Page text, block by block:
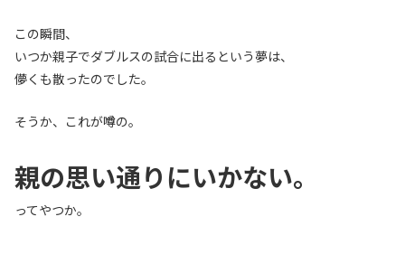
この瞬間、
いつか親子でダブルスの試合に出るという夢は、
儚くも散ったのでした。
そうか、これが噂の。
親の思い通りにいかない。
ってやつか。